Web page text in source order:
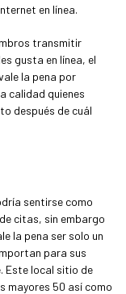
en línea.
transmitir
gusta en línea, el
la pena por
calidad quienes
después de cuál
sentirse como
citas, sin embargo
la pena ser solo un
para sus
Este local sitio de
mayores 50 así como